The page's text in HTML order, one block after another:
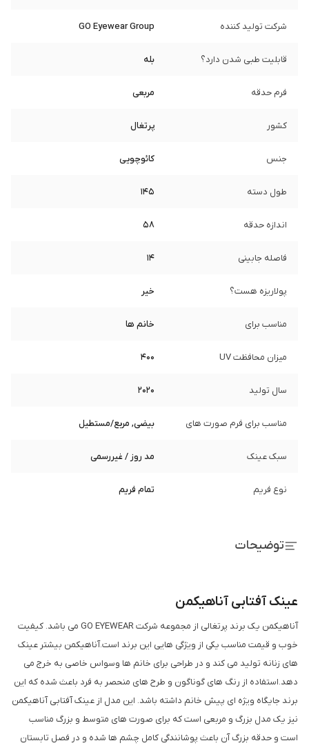
شرکت تولید کننده GO Eyewear Group
قابلیت طبی شدن دارد؟ بله
فرم حدقه مربعی
کشور پرتغال
جنس کائوچویی
طول دسته 145
اندازه حدقه 58
فاصله جابینی 14
پولاریزه هست؟ خیر
مناسب برای خانم ها
میزان محافظت UV 400
سال تولید 2020
مناسب برای فرم صورت های بیضی, مربع/مستطیل
سبک عینک مد روز / غیررسمی
نوع فریم تمام فریم
توضیحات
عینک آفتابی آناهیکمن
آناهیکمن یک برند پرتغالی از مجموعه شرکت GO EYEWEAR می باشد. کیفیت
خوب و قیمت مناسب یکی از ویژگی هایی این برند است.آناهیکمن بیشتر عینک
های زنانه تولید می کند و در طراحی برای خانم ها وسواس خاصی به خرج می
دهد.استفاده از رنگ های گوناگون و طرح های منحصر به فرد باعث شده که این
برند جایگاه ویژه ای پیش خانم داشته باشد. این مدل از عینک آفتابی آناهیکمن
نیز یک مدل بزرگ و مربعی است که برای صورت های متوسط و بزرگ مناسب
است و حدقه بزرگ آن باعث پوشانندگی کامل چشم ها شده و در فصل تابستان